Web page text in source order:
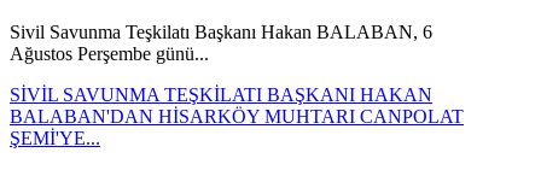
Sivil Savunma Teşkilatı Başkanı Hakan BALABAN, 6
Ağustos Perşembe günü...
SİVİL SAVUNMA TEŞKİLATI BAŞKANI HAKAN
BALABAN'DAN HİSARKÖY MUHTARI CANPOLAT
ŞEMİ'YE...